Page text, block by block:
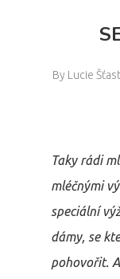
By Lucie
Taky rádi
mléčnými
speciální
dámy, se
pohovořit.